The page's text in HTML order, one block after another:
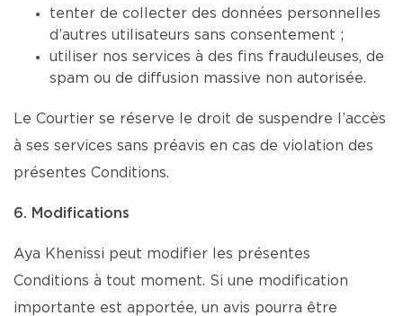
tenter de collecter des données personnelles
d’autres utilisateurs sans consentement ;
utiliser nos services à des fins frauduleuses, de
spam ou de diffusion massive non autorisée.
Le Courtier se réserve le droit de suspendre l’accès
à ses services sans préavis en cas de violation des
présentes Conditions.
6. Modifications
Aya Khenissi peut modifier les présentes
Conditions à tout moment. Si une modification
importante est apportée, un avis pourra être